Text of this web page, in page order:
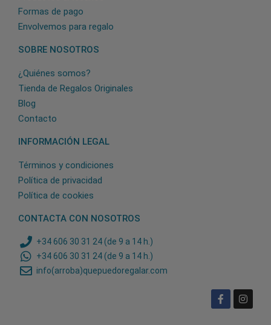
Formas de pago
Envolvemos para regalo
SOBRE NOSOTROS
¿Quiénes somos?
Tienda de Regalos Originales
Blog
Contacto
INFORMACIÓN LEGAL
Términos y condiciones
Política de privacidad
Política de cookies
CONTACTA CON NOSOTROS
+34 606 30 31 24 (de 9 a 14 h.)
+34 606 30 31 24 (de 9 a 14 h.)
info(arroba)quepuedoregalar.com